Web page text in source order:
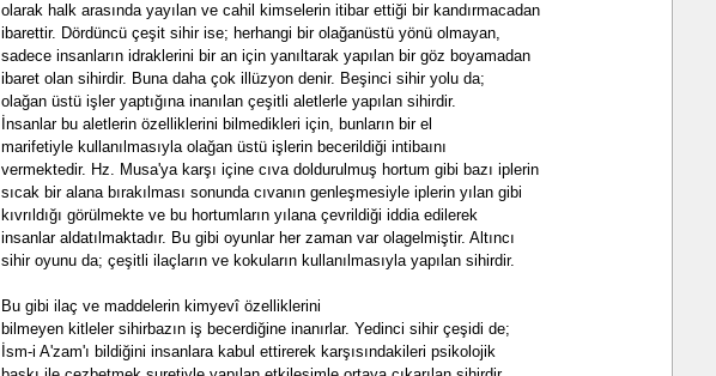
olarak halk arasında yayılan ve cahil kimselerin itibar ettiği bir kandırmacadan
ibarettir. Dördüncü çeşit sihir ise; herhangi bir olağanüstü yönü olmayan,
sadece insanların idraklerini bir an için yanıltarak yapılan bir göz boyamadan
ibaret olan sihirdir. Buna daha çok illüzyon denir. Beşinci sihir yolu da;
olağan üstü işler yaptığına inanılan çeşitli aletlerle yapılan sihirdir.
İnsanlar bu aletlerin özelliklerini bilmedikleri için, bunların bir el
marifetiyle kullanılmasıyla olağan üstü işlerin becerildiği intibaını
vermektedir. Hz. Musa'ya karşı içine cıva doldurulmuş hortum gibi bazı iplerin
sıcak bir alana bırakılması sonunda cıvanın genleşmesiyle iplerin yılan gibi
kıvrıldığı görülmekte ve bu hortumların yılana çevrildiği iddia edilerek
insanlar aldatılmaktadır. Bu gibi oyunlar her zaman var olagelmiştir. Altıncı
sihir oyunu da; çeşitli ilaçların ve kokuların kullanılmasıyla yapılan sihirdir.
Bu gibi ilaç ve maddelerin kimyevî özelliklerini
bilmeyen kitleler sihirbazın iş becerdiğine inanırlar. Yedinci sihir çeşidi de;
İsm-i A'zam'ı bildiğini insanlara kabul ettirerek karşısındakileri psikolojik